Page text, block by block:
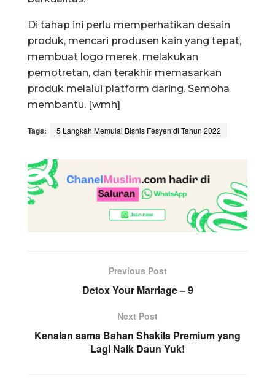
Di tahap ini perlu memperhatikan desain
produk, mencari produsen kain yang tepat,
membuat logo merek, melakukan
pemotretan, dan terakhir memasarkan
produk melalui platform daring. Semoha
membantu. [wmh]
Tags: 5 Langkah Memulai Bisnis Fesyen di Tahun 2022
Previous Post
Detox Your Marriage – 9
Next Post
Kenalan sama Bahan Shakila Premium yang
Lagi Naik Daun Yuk!